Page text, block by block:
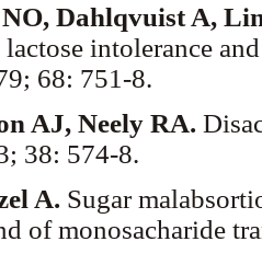
Dahlqvuist A,
lactose intolerance
68: 751-8.
AJ, Neely RA.
38: 574-8.
A. Sugar
of monosacharide